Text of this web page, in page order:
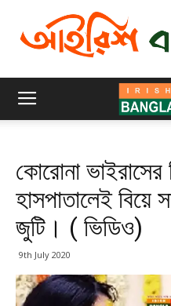
কোরোনা ভাইরাসের
হাসপাতালেই বিয়ে
জুটি। ( ভিডিও)
9th July 2020